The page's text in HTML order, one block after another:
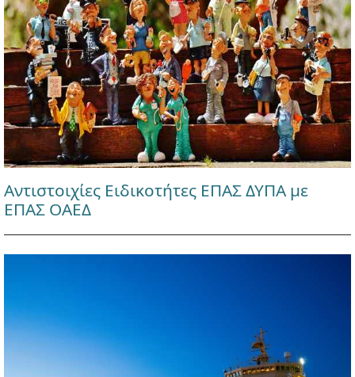
Αντιστοιχίες Ειδικοτήτες ΕΠΑΣ ΔΥΠΑ με
ΕΠΑΣ ΟΑΕΔ